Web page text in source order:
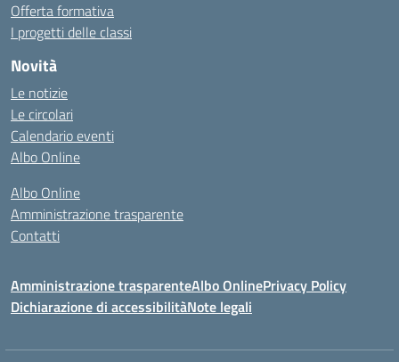
Offerta formativa
I progetti delle classi
Novità
Le notizie
Le circolari
Calendario eventi
Albo Online
Albo Online
Amministrazione trasparente
Contatti
Amministrazione trasparenteAlbo OnlinePrivacy Policy
Dichiarazione di accessibilitàNote legali